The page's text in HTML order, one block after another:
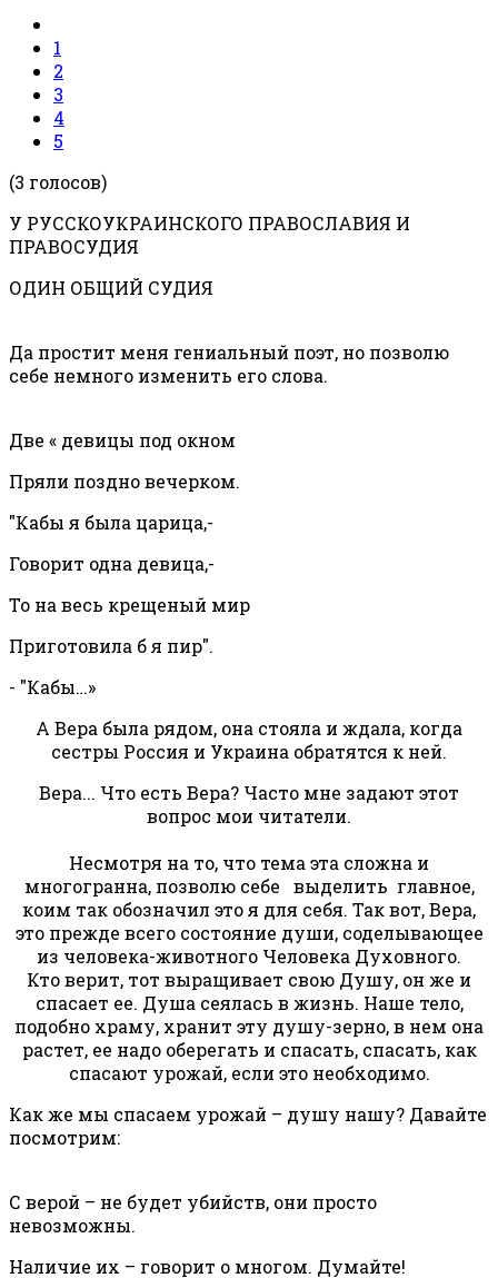
1
2
3
4
5
(3 голосов)
У РУССКОУКРАИНСКОГО ПРАВОСЛАВИЯ И
ПРАВОСУДИЯ
ОДИН ОБЩИЙ СУДИЯ
Да простит меня гениальный поэт, но позволю
себе немного изменить его слова.
Две « девицы под окном
Пряли поздно вечерком.
"Кабы я была царица,-
Говорит одна девица,-
То на весь крещеный мир
Приготовила б я пир".
- "Кабы…»
А Вера была рядом, она стояла и ждала, когда
сестры Россия и Украина обратятся к ней.
Вера... Что есть Вера? Часто мне задают этот
вопрос мои читатели.
Несмотря на то, что тема эта сложна и
многогранна, позволю себе выделить главное,
коим так обозначил это я для себя. Так вот, Вера,
это прежде всего состояние души, соделывающее
из человека-животного Человека Духовного.
Кто верит, тот выращивает свою Душу, он же и
спасает ее. Душа сеялась в жизнь. Наше тело,
подобно храму, хранит эту душу-зерно, в нем она
растет, ее надо оберегать и спасать, спасать, как
спасают урожай, если это необходимо.
Как же мы спасаем урожай – душу нашу? Давайте
посмотрим:
С верой – не будет убийств, они просто
невозможны.
Наличие их – говорит о многом. Думайте!